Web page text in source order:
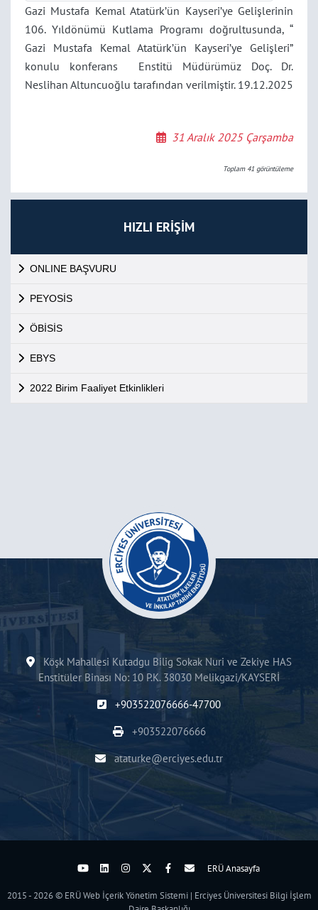
HIZLI ERİŞİM
ONLINE BAŞVURU
PEYOSİS
ÖBİSİS
EBYS
2022 Birim Faaliyet Etkinlikleri
Gazi Mustafa Kemal Atatürk’ün Kayseri’ye Gelişlerinin
106. Yıldönümü Kutlama Programı doğrultusunda, “
Gazi Mustafa Kemal Atatürk’ün Kayseri’ye Gelişleri”
konulu konferans Enstitü Müdürümüz Doç. Dr.
Neslihan Altuncuoğlu tarafından verilmiştir. 19.12.2025
31 Aralık 2025 Çarşamba
Toplam 41 görüntüleme
Köşk Mahallesi Kutadgu Bilig Sokak Nuri ve Zekiye HAS
Enstitüler Binası No: 10 P.K. 38030 Melikgazi/KAYSERİ
+903522076666-47700
+903522076666
ataturke@erciyes.edu.tr
ERÜ Anasayfa
2015 - 2026 © ERÜ Web İçerik Yönetim Sistemi | Erciyes Üniversitesi Bilgi İşlem